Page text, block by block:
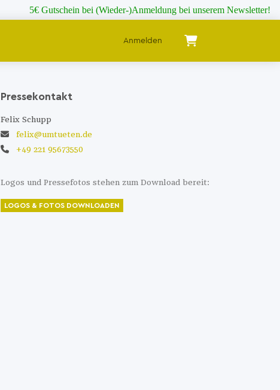
5€ Gutschein bei (Wieder-)Anmeldung bei unserem Newsletter!
Anmelden
Pressekontakt
Felix Schupp
felix@umtueten.de
+49 221 95673550
Logos und Pressefotos stehen zum Download bereit:
LOGOS & FOTOS DOWNLOADEN